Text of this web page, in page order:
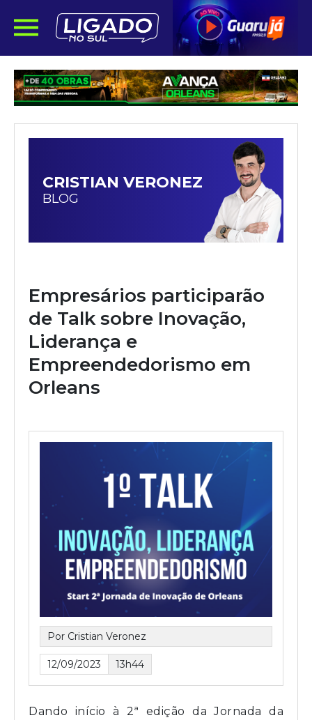
CRISTIAN VERONEZ
BLOG
Empresários participarão
de Talk sobre Inovação,
Liderança e
Empreendedorismo em
Orleans
Por Cristian Veronez
12/09/2023 13h44
Dando início à 2ª edição da Jornada da